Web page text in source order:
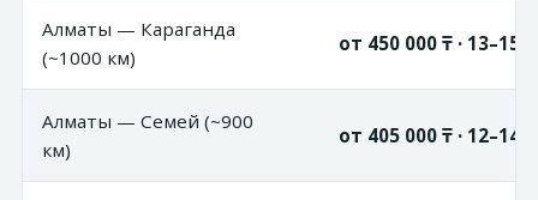
Алматы — Караганда
(~1000 км)
от 450 000 ₸ · 13–15
Алматы — Семей (~900
км)
от 405 000 ₸ · 12–14